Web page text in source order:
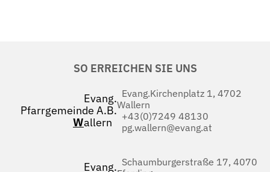
SO ERREICHEN SIE UNS
Evang.
Pfarrgemeinde A.B.
Wallern
Evang.Kirchenplatz 1, 4702
Wallern
+43(0)7249 48130
pg.wallern@evang.at
Evang. Schaumburgerstraße 17, 4070